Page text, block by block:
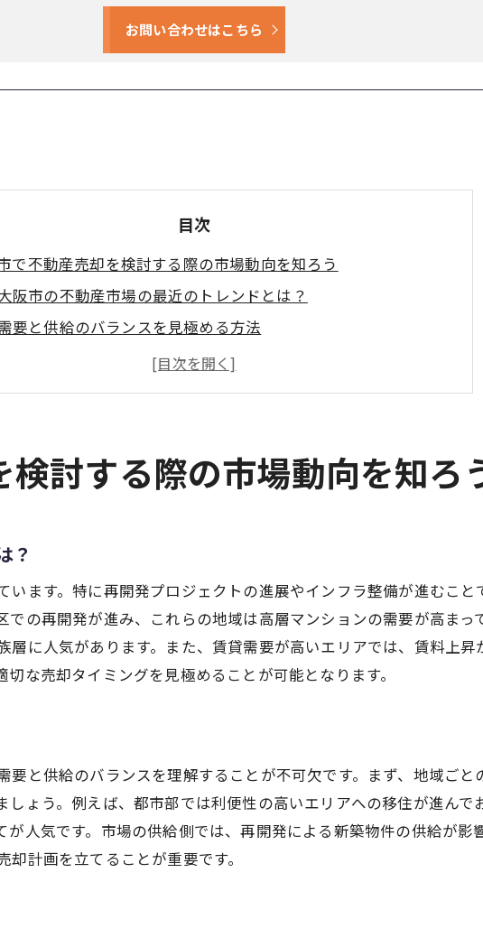
お問い合わせはこちら
目次
で不動産売却を検討する際の市場動向を知ろう
阪市の不動産市場の最近のトレンドとは？
要と供給のバランスを見極める方法
大阪市内での人気エリアとその理由
動産価格の変動要因を理解する
来の市場予測と売却タイミングの決定
売却の適正価格を決めるための重要な査定ポイント
門家による査定のメリット
類似物件との比較が重要な理由
地と建物の評価をどう行うか
フォームが査定額に与える影響
定結果を最大限に活用する方法
者選びで考慮すべきコミュニケーション能力
元に強い不動産業者のメリット
約前に確認するべき業者の実績
者との信頼関係を築くためのステップ
検討する際の市場動向を知ろ
？
ます。特に再開発プロジェクトの進展やインフラ整備が進むこと
の再開発が進み、これらの地域は高層マンションの需要が高まっ
に人気があります。また、賃貸需要が高いエリアでは、賃料上
な売却タイミングを見極めることが可能となります。
と供給のバランスを理解することが不可欠です。まず、地域ごと
ょう。例えば、都市部では利便性の高いエリアへの移住が進んで
人気です。市場の供給側では、再開発による新築物件の供給が影
計画を立てることが重要です。